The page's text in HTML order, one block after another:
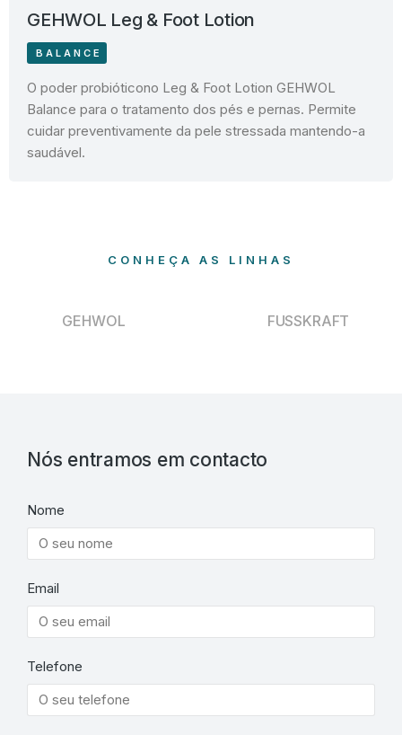
GEHWOL Leg & Foot Lotion
BALANCE
O poder probióticono Leg & Foot Lotion GEHWOL
Balance para o tratamento dos pés e pernas. Permite
cuidar preventivamente da pele stressada mantendo-a
saudável.
CONHEÇA AS LINHAS
GEHWOL FUSSKRAFT
Nós entramos em contacto
Nome
Email
Telefone